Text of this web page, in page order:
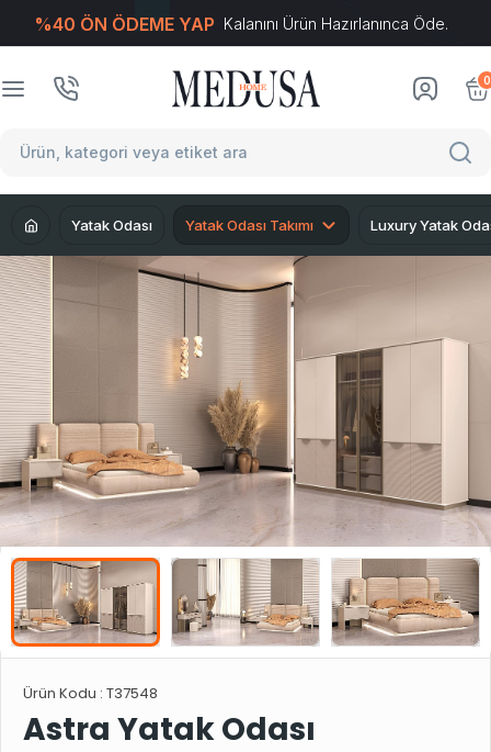
%40 ÖN ÖDEME YAP Kalanını Ürün Hazırlanınca Öde.
0
Yatak Odası Yatak Odası Takımı Luxury Yatak
Ürün Kodu : T37548
Astra Yatak Odası
T-Soft E-Ticaret Sistemleriyle Hazırlanmıştır.